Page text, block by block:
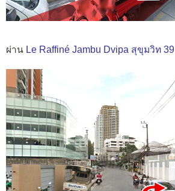
ผ่าน Le Raffiné Jambu Dvipa สุขุมวิท 39